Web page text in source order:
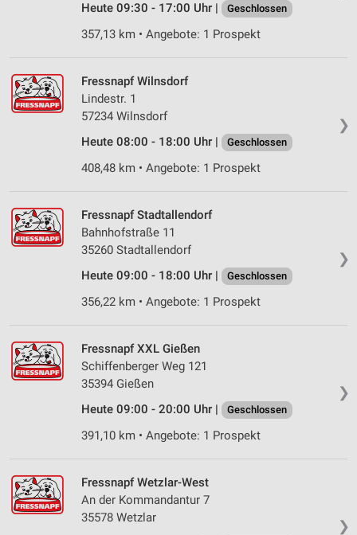
Heute 09:30 - 17:00 Uhr |
Geschlossen
357,13 km • Angebote: 1 Prospekt
❯
Fressnapf Wilnsdorf
Lindestr. 1
57234 Wilnsdorf
Heute 08:00 - 18:00 Uhr |
Geschlossen
408,48 km • Angebote: 1 Prospekt
❯
Fressnapf Stadtallendorf
Bahnhofstraße 11
35260 Stadtallendorf
Heute 09:00 - 18:00 Uhr |
Geschlossen
356,22 km • Angebote: 1 Prospekt
❯
Fressnapf XXL Gießen
Schiffenberger Weg 121
35394 Gießen
Heute 09:00 - 20:00 Uhr |
Geschlossen
391,10 km • Angebote: 1 Prospekt
❯
Fressnapf Wetzlar-West
An der Kommandantur 7
35578 Wetzlar